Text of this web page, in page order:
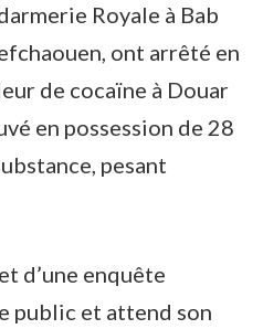
Royale à Bab
ont arrêté en
de cocaïne à Douar
en possession de 28
pesant
d’une enquête
public et attend son